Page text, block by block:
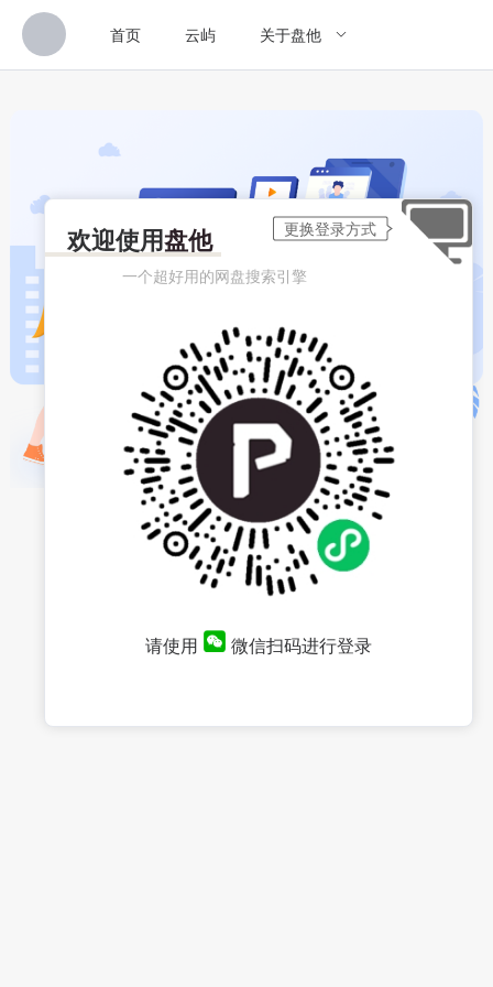
首页 云屿 关于盘他
欢迎使用盘他
一个超好用的网盘搜索引擎
请使用 微信扫码进行登录